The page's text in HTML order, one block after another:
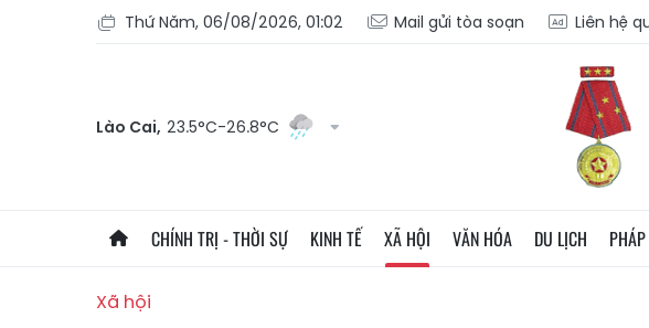
Thứ Năm, 06/08/2026, 01:02 Mail gửi tòa soạn Liên hệ
Lào Cai, 23.5°C-26.8°C
CHÍNH TRỊ - THỜI SỰ KINH TẾ XÃ HỘI VĂN HÓA DU LỊCH
Xã hội